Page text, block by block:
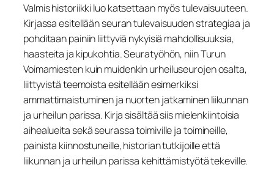
Valmis historiikki luo katsettaan myös tulevaisuuteen.
Kirjassa esitellään seuran tulevaisuuden strategiaa ja
pohditaan painiin liittyviä nykyisiä mahdollisuuksia,
haasteita ja kipukohtia. Seuratyöhön, niin Turun
Voimamiesten kuin muidenkin urheiluseurojen osalta,
liittyvistä teemoista esitellään esimerkiksi
ammattimaistuminen ja nuorten jatkaminen liikunnan
ja urheilun parissa. Kirja sisältää siis mielenkiintoisia
aihealueita sekä seurassa toimiville ja toimineille,
painista kiinnostuneille, historian tutkijoille että
liikunnan ja urheilun parissa kehittämistyötä tekeville.